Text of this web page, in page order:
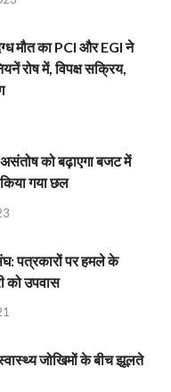
मौत का PCI और EGI ने
रोष में, विपक्ष सक्रिय,
को बढ़ाएगा बजट में
गया छल
पत्रकारों पर हमले के
को उपवास
जोखिमों के बीच झूलते